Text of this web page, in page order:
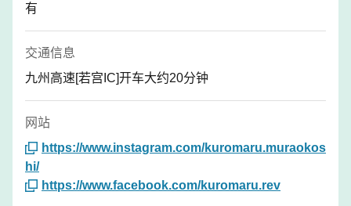
有
交通信息
九州高速[若宫IC]开车大约20分钟
网站
https://www.instagram.com/kuromaru.muraokos
hi/
https://www.facebook.com/kuromaru.rev